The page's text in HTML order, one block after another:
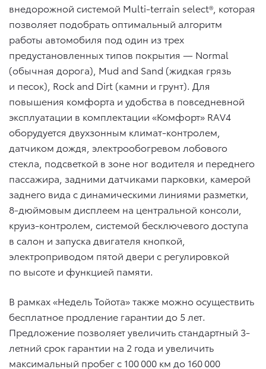
внедорожной системой Multi-terrain select®, которая
позволяет подобрать оптимальный алгоритм
работы автомобиля под один из трех
предустановленных типов покрытия — Normal
(обычная дорога), Mud and Sand (жидкая грязь
и песок), Rock and Dirt (камни и грунт). Для
повышения комфорта и удобства в повседневной
эксплуатации в комплектации «Комфорт» RAV4
оборудуется двухзонным климат-контролем,
датчиком дождя, электрообогревом лобового
стекла, подсветкой в зоне ног водителя и переднего
пассажира, задними датчиками парковки, камерой
заднего вида с динамическими линиями разметки,
8-дюймовым дисплеем на центральной консоли,
круиз-контролем, системой бесключевого доступа
в салон и запуска двигателя кнопкой,
электроприводом пятой двери с регулировкой
по высоте и функцией памяти.
В рамках «Недель Тойота» также можно осуществить
бесплатное продление гарантии до 5 лет.
Предложение позволяет увеличить стандартный 3-
летний срок гарантии на 2 года и увеличить
максимальный пробег с 100 000 км до 160 000